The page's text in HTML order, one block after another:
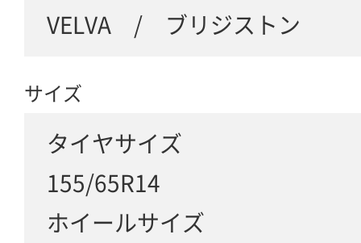
VELVA / ブリジストン
サイズ
タイヤサイズ
155/65R14
ホイールサイズ